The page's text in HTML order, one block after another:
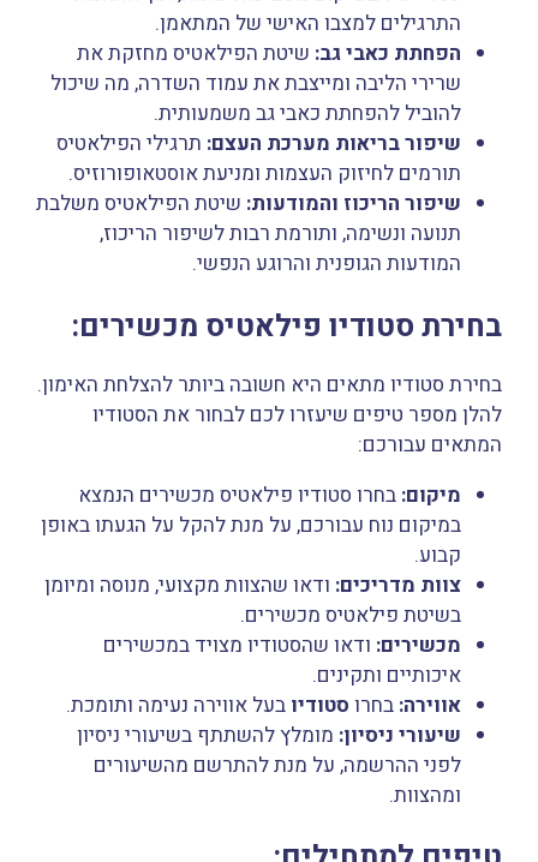
התרגילים למצבו האישי של המתאמן.
הפחתת כאבי גב: שיטת הפילאטיס מחזקת את
שרירי הליבה ומייצבת את עמוד השדרה, מה שיכול
להוביל להפחתת כאבי גב משמעותית.
שיפור בריאות מערכת העצם: תרגילי הפילאטיס
תורמים לחיזוק העצמות ומניעת אוסטאופורוזיס.
שיפור הריכוז והמודעות: שיטת הפילאטיס משלבת
תנועה ונשימה, ותורמת רבות לשיפור הריכוז,
המודעות הגופנית והרוגע הנפשי.
בחירת סטודיו פילאטיס מכשירים:
בחירת סטודיו מתאים היא חשובה ביותר להצלחת האימון.
להלן מספר טיפים שיעזרו לכם לבחור את הסטודיו
המתאים עבורכם:
מיקום: בחרו סטודיו פילאטיס מכשירים הנמצא
במיקום נוח עבורכם, על מנת להקל על הגעתו באופן
קבוע.
צוות מדריכים: ודאו שהצוות מקצועי, מנוסה ומיומן
בשיטת פילאטיס מכשירים.
מכשירים: ודאו שהסטודיו מצויד במכשירים
איכותיים ותקינים.
אווירה: בחרו סטודיו בעל אווירה נעימה ותומכת.
שיעורי ניסיון: מומלץ להשתתף בשיעורי ניסיון
לפני ההרשמה, על מנת להתרשם מהשיעורים
ומהצוות.